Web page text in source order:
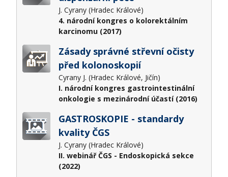
J. Cyrany (Hradec Králové)
4. národní kongres o kolorektálním
karcinomu (2017)
Zásady správné střevní očisty
před kolonoskopií
Cyrany J. (Hradec Králové, Jičín)
I. národní kongres gastrointestinální
onkologie s mezinárodní účastí (2016)
GASTROSKOPIE - standardy
kvality ČGS
J. Cyrany (Hradec Králové)
II. webinář ČGS - Endoskopická sekce
(2022)